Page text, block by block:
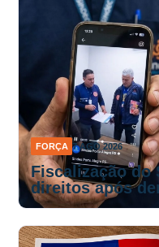
FORÇA 7 AGO 2026
Fiscalização do
direitos após